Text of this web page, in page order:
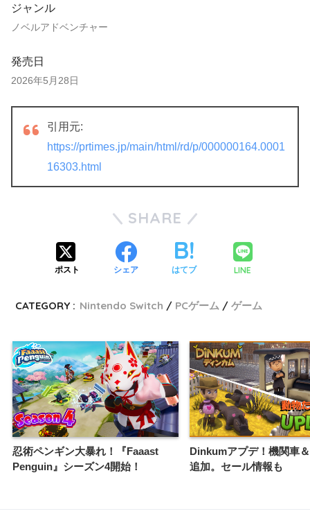
ジャンル
ノベルアドベンチャー
発売日
2026年5月28日
引用元:
https://prtimes.jp/main/html/rd/p/000000164.0001
16303.html
SHARE
ポスト シェア はてブ LINE
CATEGORY : Nintendo Switch PCゲーム ゲーム
忍術ペンギン大暴れ！『Faaast
Penguin』シーズン4開始！
Dinkumアプデ！機関車
追加。セール情報も